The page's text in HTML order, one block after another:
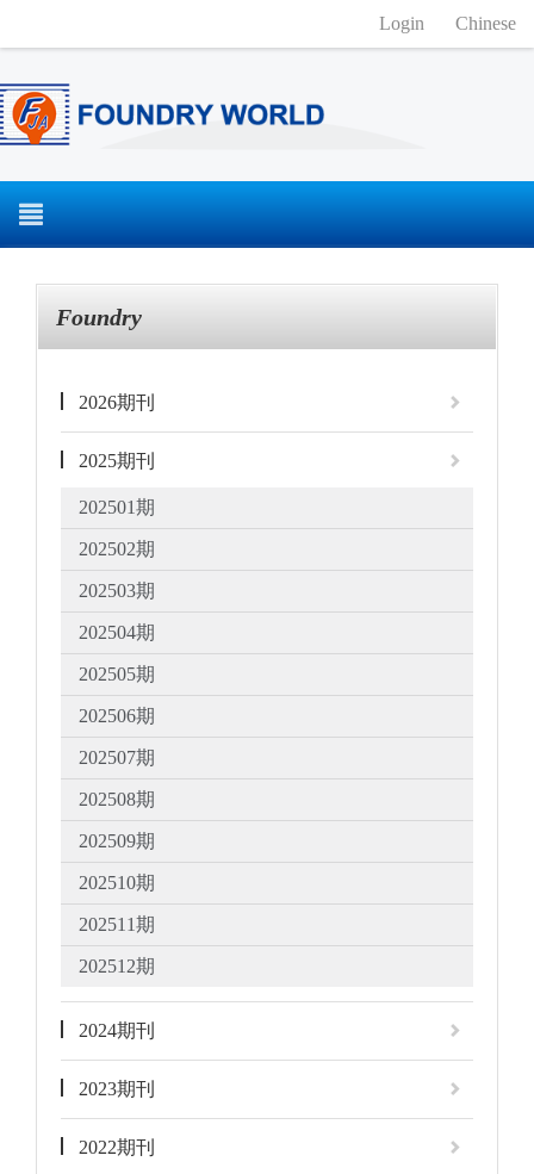
Login Chinese
Foundry
2026期刊
2025期刊
202501期
202502期
202503期
202504期
202505期
202506期
202507期
202508期
202509期
202510期
202511期
202512期
2024期刊
2023期刊
2022期刊